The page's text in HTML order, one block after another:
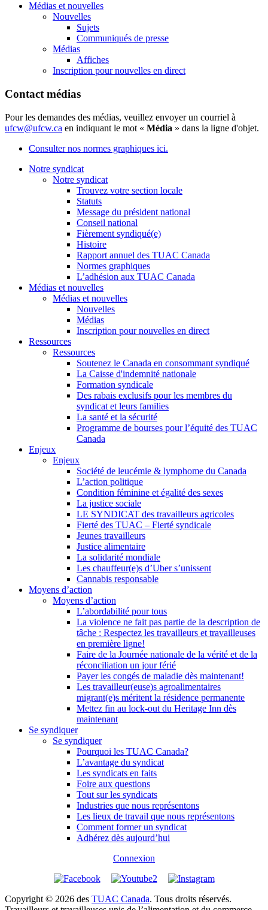
Médias et nouvelles
Nouvelles
Sujets
Communiqués de presse
Médias
Affiches
Inscription pour nouvelles en direct
Contact médias
Pour les demandes des médias, veuillez envoyer un courriel à
ufcw@ufcw.ca en indiquant le mot « Média » dans la ligne d'objet.
Consulter nos normes graphiques ici.
Notre syndicat
Notre syndicat
Trouvez votre section locale
Statuts
Message du président national
Conseil national
Fièrement syndiqué(e)
Histoire
Rapport annuel des TUAC Canada
Normes graphiques
L’adhésion aux TUAC Canada
Médias et nouvelles
Médias et nouvelles
Nouvelles
Médias
Inscription pour nouvelles en direct
Ressources
Ressources
Soutenez le Canada en consommant syndiqué
La Caisse d'indemnité nationale
Formation syndicale
Des rabais exclusifs pour les membres du
syndicat et leurs families
La santé et la sécurité
Programme de bourses pour l’équité des TUAC
Canada
Enjeux
Enjeux
Société de leucémie & lymphome du Canada
L’action politique
Condition féminine et égalité des sexes
La justice sociale
LE SYNDICAT des travailleurs agricoles
Fierté des TUAC – Fierté syndicale
Jeunes travailleurs
Justice alimentaire
La solidarité mondiale
Les chauffeur(e)s d’Uber s’unissent
Cannabis responsable
Moyens d’action
Moyens d’action
L’abordabilité pour tous
La violence ne fait pas partie de la description de
tâche : Respectez les travailleurs et travailleuses
en première ligne!
Faire de la Journée nationale de la vérité et de la
réconciliation un jour férié
Payer les congés de maladie dès maintenant!
Les travailleur(euse)s agroalimentaires
migrant(e)s méritent la résidence permanente
Mettez fin au lock-out du Heritage Inn dès
maintenant
Se syndiquer
Se syndiquer
Pourquoi les TUAC Canada?
L’avantage du syndicat
Les syndicats en faits
Foire aux questions
Tout sur les syndicats
Industries que nous représentons
Les lieux de travail que nous représentons
Comment former un syndicat
Adhérez dès aujourd’hui
Connexion
Copyright © 2026 des TUAC Canada. Tous droits réservés.